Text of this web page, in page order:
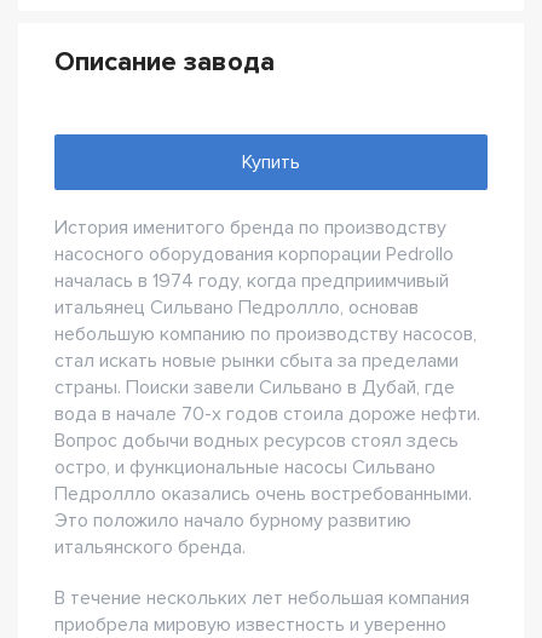
Описание завода
Купить
История именитого бренда по производству
насосного оборудования корпорации Pedrollo
началась в 1974 году, когда предприимчивый
итальянец Сильвано Педроллло, основав
небольшую компанию по производству насосов,
стал искать новые рынки сбыта за пределами
страны. Поиски завели Сильвано в Дубай, где
вода в начале 70-х годов стоила дороже нефти.
Вопрос добычи водных ресурсов стоял здесь
остро, и функциональные насосы Сильвано
Педроллло оказались очень востребованными.
Это положило начало бурному развитию
итальянского бренда.
В течение нескольких лет небольшая компания
приобрела мировую известность и уверенно